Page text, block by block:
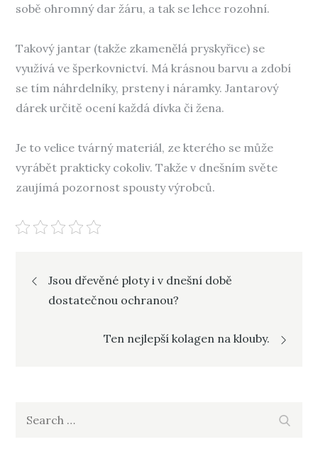
sobě ohromný dar žáru, a tak se lehce rozohní.
Takový jantar (takže zkamenělá pryskyřice) se
využívá ve šperkovnictví. Má krásnou barvu a zdobí
se tím náhrdelníky, prsteny i náramky. Jantarový
dárek určitě ocení každá dívka či žena.
Je to velice tvárný materiál, ze kterého se může
vyrábět prakticky cokoliv. Takže v dnešním světe
zaujímá pozornost spousty výrobců.
Navigace
pro
příspěvek
Jsou dřevěné ploty i v dnešní době
dostatečnou ochranou?
Ten nejlepší kolagen na klouby.